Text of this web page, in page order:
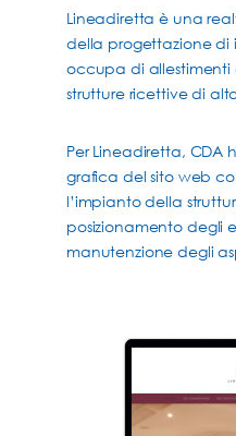
Lineadiretta è una
della progettazione di
occupa di allestimenti
strutture ricettive di
Per Lineadiretta, CDA
grafica del sito web
l’impianto della
posizionamento degli
manutenzione degli